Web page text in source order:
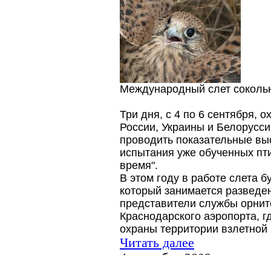
Международный слет
Три дня, с 4 по 6 сентября,
России, Украины и
проводить показательные
испытания уже обученных
время".
В этом году в работе слета
который занимается
представители службы
Краснодарского аэропорта,
охраны территории
Читать далее